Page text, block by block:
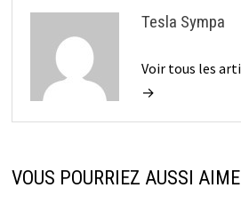
Tesla Sympa
Voir tous les
→
VOUS POURRIEZ AUSSI